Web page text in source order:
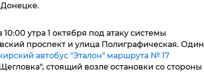
утра 1 октября под атаку системы
проспект и улица Полиграфическая. Один
автобус "Эталон" маршрута № 17
стоящий возле остановки со стороны